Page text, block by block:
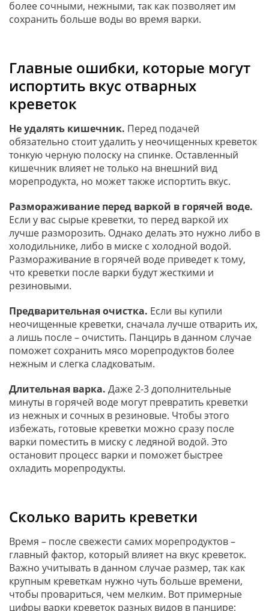
более сочными, нежными, так как позволяет им
сохранить больше воды во время варки.
Главные ошибки, которые могут
испортить вкус отварных
креветок
Не удалять кишечник. Перед подачей
обязательно стоит удалить у неочищенных креветок
тонкую черную полоску на спинке. Оставленный
кишечник влияет не только на внешний вид
морепродукта, но может также испортить вкус.
Размораживание перед варкой в горячей воде.
Если у вас сырые креветки, то перед варкой их
лучше разморозить. Однако делать это нужно либо в
холодильнике, либо в миске с холодной водой.
Размораживание в горячей воде приведет к тому,
что креветки после варки будут жесткими и
резиновыми.
Предварительная очистка. Если вы купили
неочищенные креветки, сначала лучше отварить их,
а лишь после – очистить. Панцирь в данном случае
поможет сохранить мясо морепродуктов более
нежным и слегка сладковатым.
Длительная варка. Даже 2-3 дополнительные
минуты в горячей воде могут превратить креветки
из нежных и сочных в резиновые. Чтобы этого
избежать, готовые креветки можно сразу после
варки поместить в миску с ледяной водой. Это
остановит процесс варки и поможет быстрее
охладить морепродукты.
Сколько варить креветки
Время – после свежести самих морепродуктов –
главный фактор, который влияет на вкус креветок.
Важно учитывать в данном случае размер, так как
крупным креветкам нужно чуть больше времени,
чтобы провариться, чем мелким. Вот примерные
цифры варки креветок разных видов в панцире: